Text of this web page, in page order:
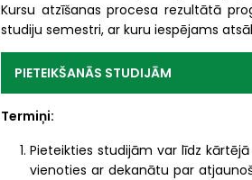
Kursu atzīšanas procesa rezultātā
studiju semestri, ar kuru iespējams
PIETEIKŠANĀS STUDIJĀM
Termiņi:
Pieteikties studijām var līdz
vienoties ar dekanātu par